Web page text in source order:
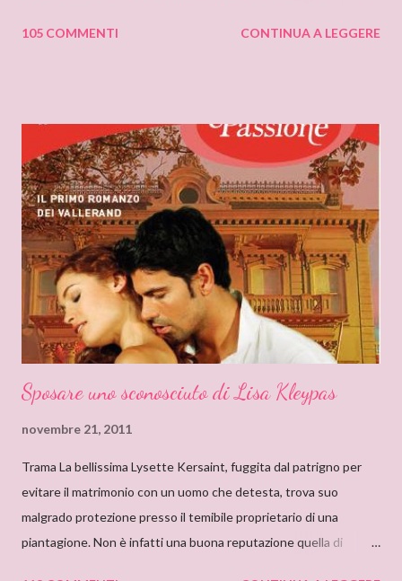
sensazione non saprei individuarlo, è una sensazione strana e
non erano solo favole per bambini. Quando andavo a trovare mia
zia mi soffermavo davanti ad una libreria che lei teneva nel
soggiorno e lì leggevo i titoli dei libri esposti cercando
l’ispirazione. Fu così che un giorno sfiorai con le dita la costina di
un Delly. Lo presi in prestito e iniziò così la mia conoscenza. Non
so quanto ci misi a leggerlo e non so neanche se il primo mi
piacque. So però che quando leggo il nome Delly, qua...
105 COMMENTI CONTINUA A LEGGERE
Sposare uno sconosciuto di Lisa Kleypas
novembre 21, 2011
Trama La bellissima Lysette Kersaint, fuggita dal patrigno per
evitare il matrimonio con un uomo che detesta, trova suo
malgrado protezione presso il temibile proprietario di una
piantagione. Non è infatti una buona reputazione quella di